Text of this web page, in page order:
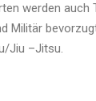
werden
Militär
Jiu –Jitsu.